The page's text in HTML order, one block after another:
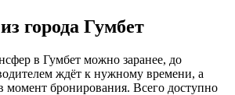
города Гумбет
в Гумбет можно заранее, до
ждёт к нужному времени, а
момент бронирования. Всего доступно